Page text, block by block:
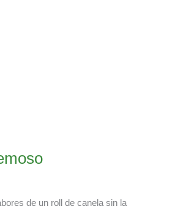
de un roll de canela sin la